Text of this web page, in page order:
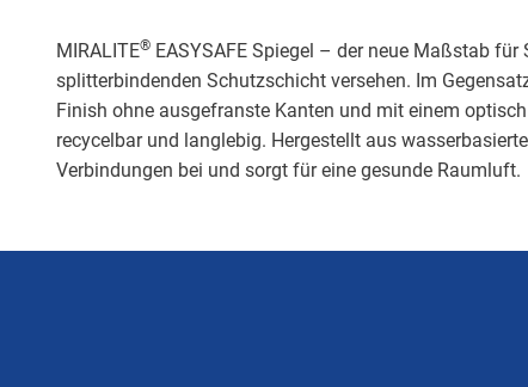
MIRALITE®EASYSAFE Spiegel – der neue Maßstab
splitterbindenden Schutzschicht versehen. Im
Finish ohne ausgefranste Kanten und mit einem
recycelbar und langlebig. Hergestellt aus
Verbindungen bei und sorgt für eine gesunde Raumluft.